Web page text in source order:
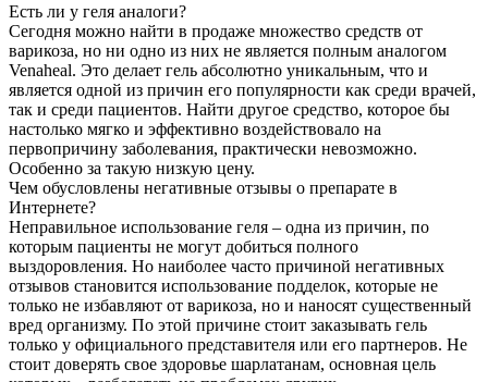
Есть ли у геля аналоги?
Сегодня можно найти в продаже множество средств от
варикоза, но ни одно из них не является полным аналогом
Venaheal. Это делает гель абсолютно уникальным, что и
является одной из причин его популярности как среди врачей,
так и среди пациентов. Найти другое средство, которое бы
настолько мягко и эффективно воздействовало на
первопричину заболевания, практически невозможно.
Особенно за такую низкую цену.
Чем обусловлены негативные отзывы о препарате в
Интернете?
Неправильное использование геля – одна из причин, по
которым пациенты не могут добиться полного
выздоровления. Но наиболее часто причиной негативных
отзывов становится использование подделок, которые не
только не избавляют от варикоза, но и наносят существенный
вред организму. По этой причине стоит заказывать гель
только у официального представителя или его партнеров. Не
стоит доверять свое здоровье шарлатанам, основная цель